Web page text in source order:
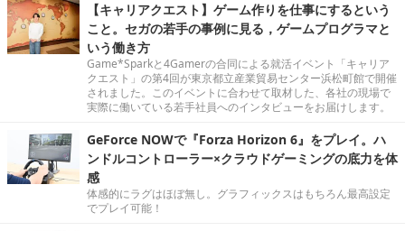
【キャリアクエスト】ゲーム作りを仕事にするという
こと。セガの若手の事例に見る，ゲームプログラマと
いう働き方
Game*Sparkと4Gamerの合同による就活イベント「キャリア
クエスト」の第4回が東京都立産業貿易センター浜松町館で開催
されました。このイベントに合わせて取材した、各社の現場で
実際に働いている若手社員へのインタビューをお届けします。
GeForce NOWで『Forza Horizon 6』をプレイ。ハ
ンドルコントローラー×クラウドゲーミングの底力を体
感
体感的にラグはほぼ無し。グラフィックスはもちろん最高設定
でプレイ可能！